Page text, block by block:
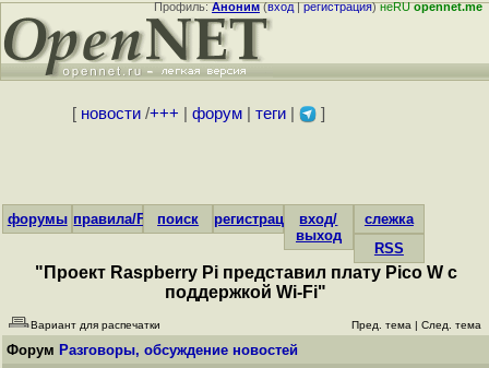
Профиль:Аноним(вход|регистрация)неRUopennet.me
[ новости/+++ форум| теги| ]
форумы правила/FAQпоиск регистрациявход/
выход
слежка
RSS
"Проект Raspberry Pi представил плату Pico W с
поддержкой Wi-Fi"
Вариант для распечатки Пред. тема | След. тема
Форум Разговоры, обсуждение новостей